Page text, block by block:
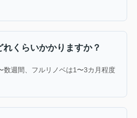
れくらいかかりますか？
数週間、フルリノベは1〜3カ月程度